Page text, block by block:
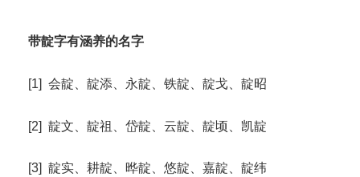
带靛字有涵养的名字
[1] 会靛、靛添、永靛、铁靛、靛戈、靛昭
[2] 靛文、靛祖、岱靛、云靛、靛顷、凯靛
[3] 靛实、耕靛、晔靛、悠靛、嘉靛、靛纬